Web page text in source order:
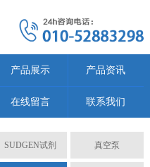
产品展示 产品资讯
在线留言 联系我们
SUDGEN试剂 真空泵